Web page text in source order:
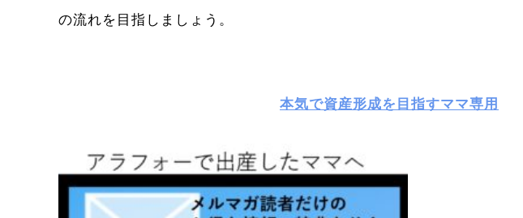
の流れを目指しましょう。
本気で資産形成を目指すママ専用